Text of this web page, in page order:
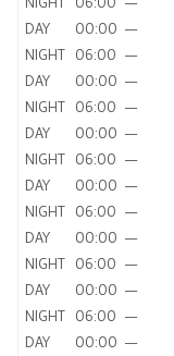
DAY
00:00 —
NIGHT 06:00 —
DAY
00:00 —
NIGHT 06:00 —
DAY
00:00 —
NIGHT 06:00 —
DAY
00:00 —
NIGHT 06:00 —
DAY
00:00 —
NIGHT 06:00 —
DAY
00:00 —
NIGHT 06:00 —
DAY
00:00 —